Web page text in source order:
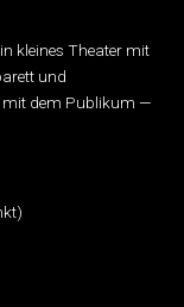
kleines Theater mit
und
mit dem Publikum —